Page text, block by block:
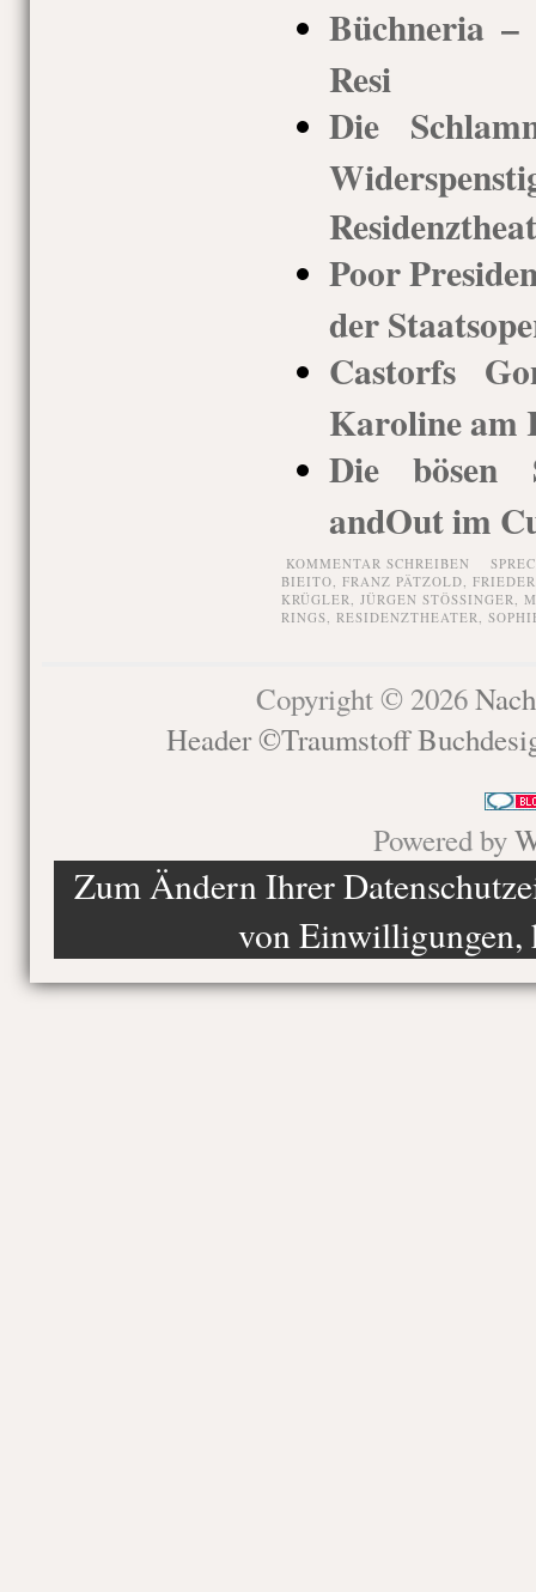
Büchneria
Resi
Die
Poor
der
Castorfs
Karoline am
Die bösen
andOut im
KOMMENTAR SCHREIBEN
BIEITO, FRANZ PÄTZOLD,
KRÜGLER, JÜRGEN STÖSSINGER,
RINGS, RESIDENZTHEATER,
Copyright © 2026
Header ©Traumstoff
Powered by
Zum Ändern Ihrer
von